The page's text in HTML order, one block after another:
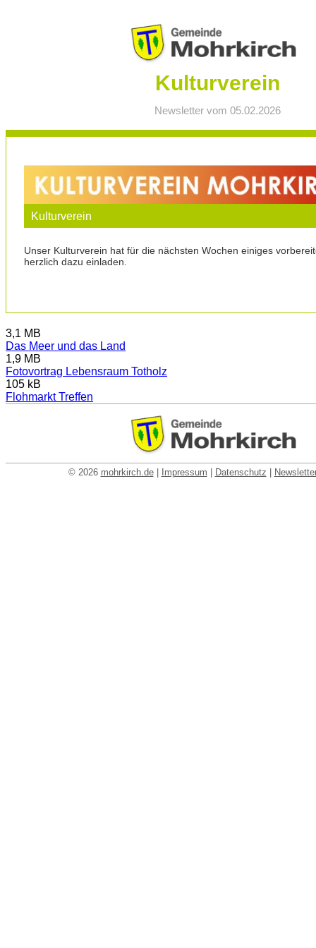
Kulturverein
Newsletter vom 05.02.2026
Kulturverein
Unser Kulturverein hat für die nächsten Wochen einiges
herzlich dazu einladen.
3,1 MB
Das Meer und das Land
1,9 MB
Fotovortrag Lebensraum Totholz
105 kB
Flohmarkt Treffen
© 2026 mohrkirch.de| Impressum Datenschutz